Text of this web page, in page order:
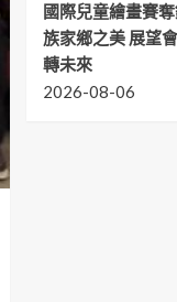
國際兒童繪畫賽
族家鄉之美 展望
轉未來
2026-08-06